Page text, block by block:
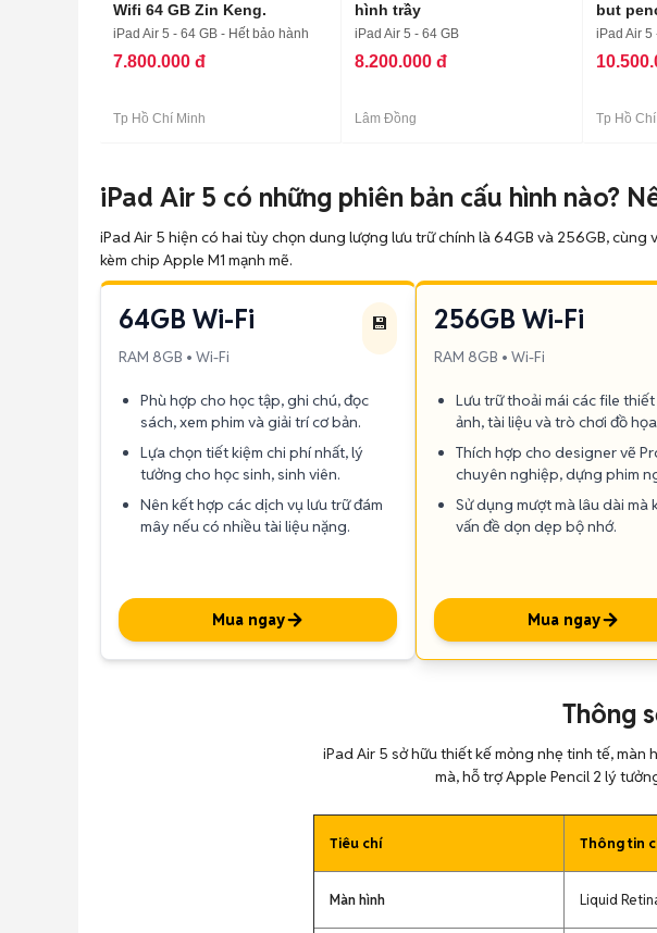
Wifi 64 GB Zin Keng.
iPad Air 5 - 64 GB - Hết bảo hành
7.800.000 đ
Tp Hồ Chí Minh
hình trầy
iPad Air 5 - 64 GB
8.200.000 đ
Lâm Đồng
but
iPad Air 5
Tp Hồ
iPad Air 5 có những phiên bản cấu hình nào?
iPad Air 5 hiện có hai tùy chọn dung lượng lưu trữ chính là 64GB và 256GB, cùng
kèm chip Apple M1 mạnh mẽ.
64GB Wi-Fi
RAM 8GB • Wi-Fi
💾
Phù hợp cho học tập, ghi chú, đọc
sách, xem phim và giải trí cơ bản.
Lựa chọn tiết kiệm chi phí nhất, lý
tưởng cho học sinh, sinh viên.
Nên kết hợp các dịch vụ lưu trữ đám
mây nếu có nhiều tài liệu nặng.
Mua ngay
256GB Wi-Fi
RAM 8GB • Wi-Fi
Lưu trữ thoải mái các file thiết
ảnh, tài liệu và trò chơi đồ
Thích hợp cho designer vẽ
chuyên nghiệp, dựng phim
Sử dụng mượt mà lâu dài mà
vấn đề dọn dẹp bộ nhớ.
Mua ngay
Thông
iPad Air 5 sở hữu thiết kế mỏng nhẹ tinh tế, màn
mà, hỗ trợ Apple Pencil 2 lý
Tiêu chí Thông tin
Màn hình Liquid